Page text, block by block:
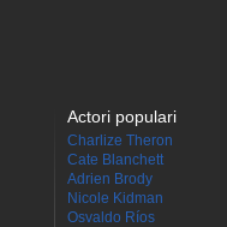
Actori populari
Charlize Theron
Cate Blanchett
Adrien Brody
Nicole Kidman
Osvaldo Ríos